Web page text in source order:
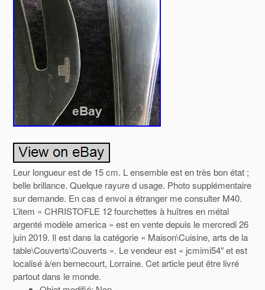
Leur longueur est de 15 cm. L ensemble est en très bon état ;
belle brillance. Quelque rayure d usage. Photo supplémentaire
sur demande. En cas d envoi a étranger me consulter M40.
L’item « CHRISTOFLE 12 fourchettes à huîtres en métal
argenté modèle america » est en vente depuis le mercredi 26
juin 2019. Il est dans la catégorie « Maison\Cuisine, arts de la
table\Couverts\Couverts ». Le vendeur est « jcmimi54″ et est
localisé à/en bernecourt, Lorraine. Cet article peut être livré
partout dans le monde.